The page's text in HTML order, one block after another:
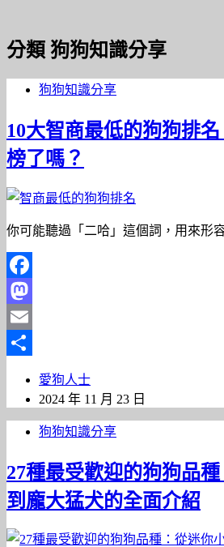
分類 狗狗知識分享
狗狗知識分享
10大智商最低的狗狗排
榜了嗎？
你可能聽過「二哈」這個詞，用來形
Facebook
Mastodon
Email
愛狗人士
2024 年 11 月 23 日
狗狗知識分享
27種最受歡迎的狗狗品
到龐大猛犬的全面介紹